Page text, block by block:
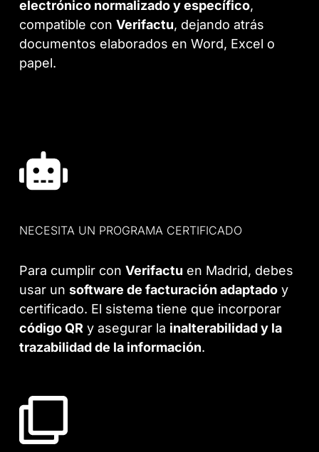
electrónico normalizado y específico,
compatible conVerifactu, dejando atrás
documentos elaborados en Word, Excel o
papel.
NECESITA UN PROGRAMA CERTIFICADO
Para cumplir conVerifactu en Madrid, debes
usar unsoftware de facturación adaptado y
certificado. El sistema tiene que incorporar
código QR y asegurar la inalterabilidad y la
trazabilidad de la información.